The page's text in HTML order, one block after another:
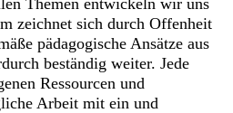
Themen entwickeln wir uns
zeichnet sich durch Offenheit
pädagogische Ansätze aus
beständig weiter. Jede
Ressourcen und
Arbeit mit ein und